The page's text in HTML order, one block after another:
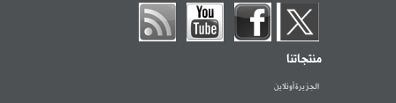
منتجاتنا
الجزيرة أونلاين